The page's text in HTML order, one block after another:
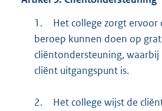
1.
Het college zorgt
beroep kunnen doen op
cliëntondersteuning,
cliënt uitgangspunt is.
2.
Het college wijst de